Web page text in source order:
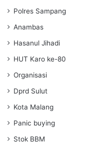
Polres Sampang
Anambas
Hasanul Jihadi
HUT Karo ke-80
Organisasi
Dprd Sulut
Kota Malang
Panic buying
Stok BBM